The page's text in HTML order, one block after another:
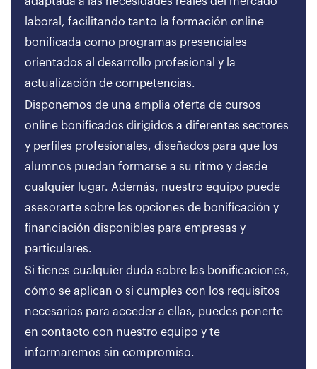
laboral, facilitando tanto la formación online
bonificada como programas presenciales
orientados al desarrollo profesional y la
actualización de competencias.
Disponemos de una amplia oferta de cursos
online bonificados dirigidos a diferentes sectores
y perfiles profesionales, diseñados para que los
alumnos puedan formarse a su ritmo y desde
cualquier lugar. Además, nuestro equipo puede
asesorarte sobre las opciones de bonificación y
financiación disponibles para empresas y
particulares.
Si tienes cualquier duda sobre las bonificaciones,
cómo se aplican o si cumples con los requisitos
necesarios para acceder a ellas, puedes ponerte
en contacto con nuestro equipo y te
informaremos sin compromiso.